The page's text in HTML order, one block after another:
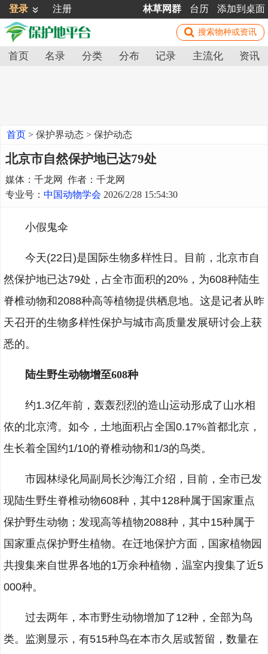
登录 注册 林草网群 台历 添加到桌面
首页 名录 分类 分布 记录 主流化 资讯
首页 > 保护界动态 > 保护动态
北京市自然保护地已达79处
媒体：千龙网 作者：千龙网
专业号： 中国动物学会 2026/2/28 15:54:30
小假鬼伞
今天(22日)是国际生物多样性日。目前，北京市自
然保护地已达79处，占全市面积的20%，为608种陆生
脊椎动物和2088种高等植物提供栖息地。这是记者从昨
天召开的生物多样性保护与城市高质量发展研讨会上获
悉的。
陆生野生动物增至608种
约1.3亿年前，轰轰烈烈的造山运动形成了山水相
依的北京湾。如今，土地面积占全国0.17%首都北京，
生长着全国约1/10的脊椎动物和1/3的鸟类。
市园林绿化局副局长沙海江介绍，目前，全市已发
现陆生野生脊椎动物608种，其中128种属于国家重点
保护野生动物；发现高等植物2088种，其中15种属于
国家重点保护野生植物。在迁地保护方面，国家植物园
共搜集来自世界各地的1万余种植物，温室内搜集了近5
000种。
过去两年，本市野生动物增加了12种，全部为鸟
类。监测显示，有515种鸟在本市久居或暂留，数量在